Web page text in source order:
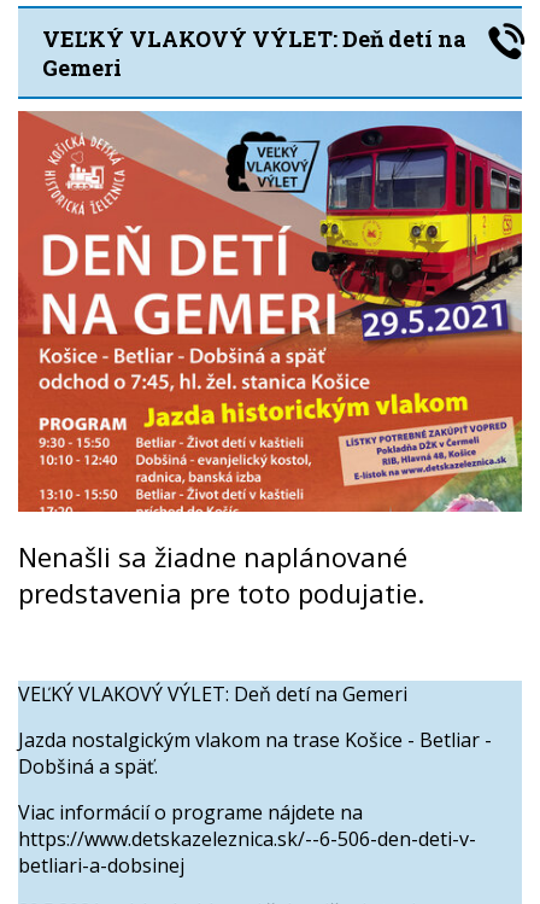
VEĽKÝ VLAKOVÝ VÝLET: Deň detí na
Gemeri
Nenašli sa žiadne naplánované
predstavenia pre toto podujatie.
VEĽKÝ VLAKOVÝ VÝLET: Deň detí na Gemeri
Jazda nostalgickým vlakom na trase Košice - Betliar -
Dobšiná a späť.
Viac informácií o programe nájdete na
https://www.detskazeleznica.sk/--6-506-den-deti-v-
betliari-a-dobsinej